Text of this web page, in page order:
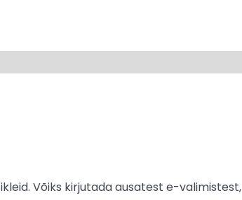
Võiks kirjutada ausatest e-valimistest,